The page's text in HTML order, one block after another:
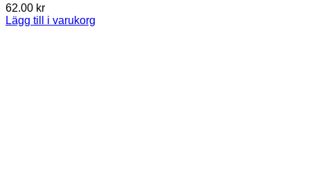
62.00 kr
Lägg till i varukorg